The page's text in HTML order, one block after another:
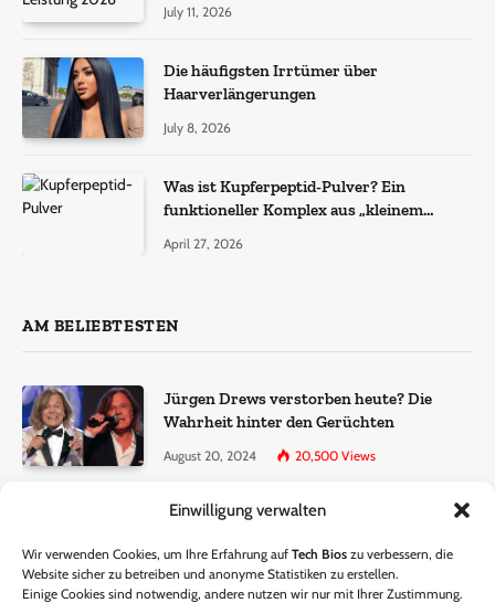
Einwilligung verwalten
Wir verwenden Cookies, um Ihre Erfahrung auf Tech Bios zu verbessern, die
Website sicher zu betreiben und anonyme Statistiken zu erstellen.
Einige Cookies sind notwendig, andere nutzen wir nur mit Ihrer Zustimmung.
July 11, 2026
Die häufigsten Irrtümer über
Haarverlängerungen
July 8, 2026
Was ist Kupferpeptid-Pulver? Ein
funktioneller Komplex aus „kleinem
April 27, 2026
AM BELIEBTESTEN
Jürgen Drews verstorben heute? Die
Wahrheit hinter den Gerüchten
August 20, 2024 20,500 Views
Ralf Dammasch Traueranzeige:
June 26, 2024 13,285Views